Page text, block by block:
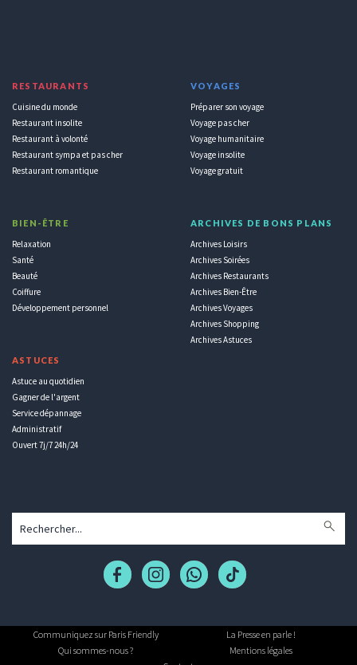
RESTAURANTS
Cuisine du monde
Restaurant insolite
Restaurant à volonté
Restaurant sympa et pas cher
Restaurant romantique
BIEN-ÊTRE
Relaxation
Santé
Beauté
Coiffure
Développement personnel
ASTUCES
Astuce au quotidien
Gagner de l'argent
Service dépannage
Administratif
Ouvert 7j/7 24h/24
VOYAGES
Préparer son voyage
Voyage pas cher
Voyage humanitaire
Voyage insolite
Voyage gratuit
ARCHIVES DE BONS PLANS
Archives Loisirs
Archives Soirées
Archives Restaurants
Archives Bien-Être
Archives Voyages
Archives Shopping
Archives Astuces
Communiquez sur Paris Friendly
La Presse en parle !
Qui sommes-nous ?
Mentions légales